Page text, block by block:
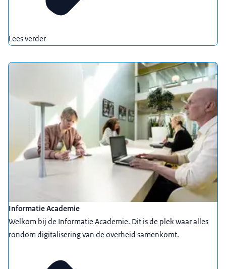
Lees verder
Informatie Academie
Welkom bij de Informatie Academie. Dit is de plek waar alles
rondom digitalisering van de overheid samenkomt.